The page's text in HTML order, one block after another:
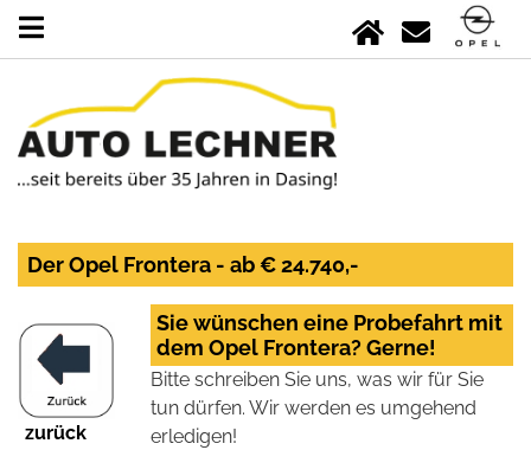
Der Opel Frontera - ab € 24.740,-
zurück
Sie wünschen eine Probefahrt mit
dem Opel Frontera? Gerne!
Bitte schreiben Sie uns, was wir für Sie
tun dürfen. Wir werden es umgehend
erledigen!